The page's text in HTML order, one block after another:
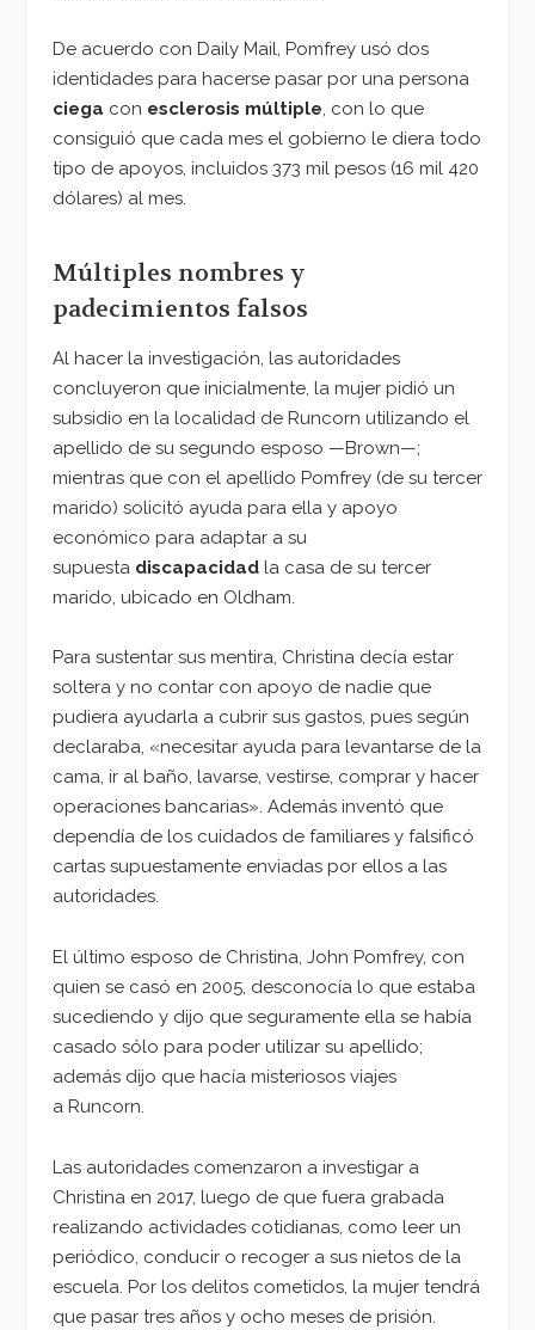
De acuerdo con Daily Mail, Pomfrey usó dos
identidades para hacerse pasar por una persona
ciega con esclerosis múltiple , con lo que
consiguió que cada mes el gobierno le diera todo
tipo de apoyos, incluidos 373 mil pesos (16 mil 420
dólares) al mes.
Múltiples nombres y
padecimientos falsos
Al hacer la investigación, las autoridades
concluyeron que inicialmente, la mujer pidió un
subsidio en la localidad de Runcorn utilizando el
apellido de su segundo esposo —Brown—;
mientras que con el apellido Pomfrey (de su tercer
marido) solicitó ayuda para ella y apoyo
económico para adaptar a su
supuesta discapacidad la casa de su tercer
marido, ubicado en Oldham.
Para sustentar sus mentira, Christina decía estar
soltera y no contar con apoyo de nadie que
pudiera ayudarla a cubrir sus gastos, pues según
declaraba, «necesitar ayuda para levantarse de la
cama, ir al baño, lavarse, vestirse, comprar y hacer
operaciones bancarias». Además inventó que
dependía de los cuidados de familiares y falsificó
cartas supuestamente enviadas por ellos a las
autoridades.
El último esposo de Christina, John Pomfrey, con
quien se casó en 2005, desconocía lo que estaba
sucediendo y dijo que seguramente ella se había
casado sólo para poder utilizar su apellido;
además dijo que hacía misteriosos viajes
a Runcorn.
Las autoridades comenzaron a investigar a
Christina en 2017, luego de que fuera grabada
realizando actividades cotidianas, como leer un
periódico, conducir o recoger a sus nietos de la
escuela. Por los delitos cometidos, la mujer tendrá
que pasar tres años y ocho meses de prisión.